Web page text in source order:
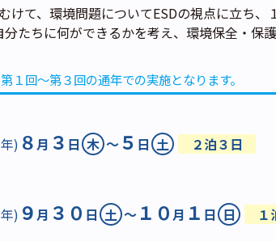
けて、環境問題についてESDの視点に立ち、
たちに何ができるかを考え、環境保全・保
１回～第３回の通年での実施となります。
) ８月 ３ 日 木 ～５ 日 土 ２泊３日
) ９月 ３０ 日 土 ～ １０月 １ 日 日 １